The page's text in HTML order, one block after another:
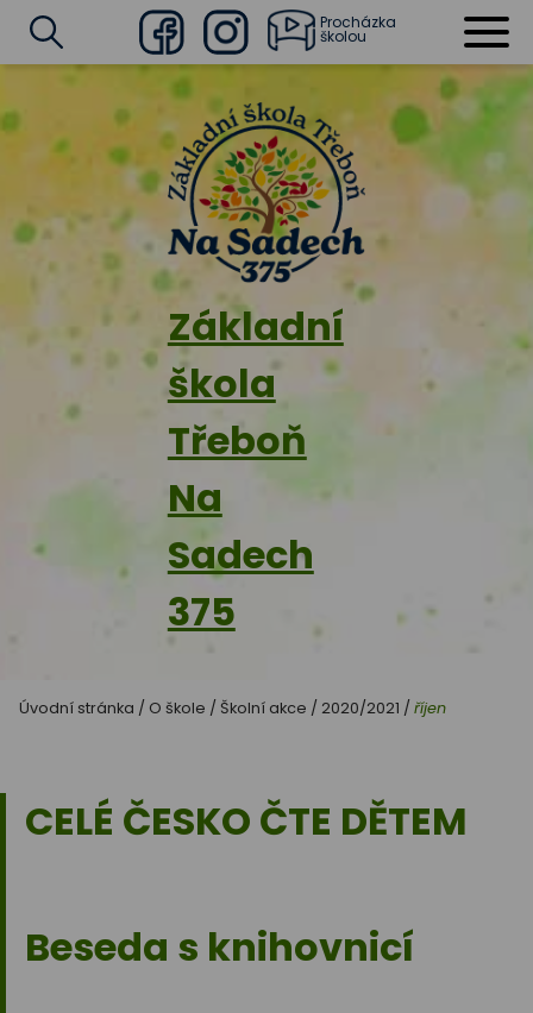
Základní
škola
Třeboň
Na
Sadech
375
FacebookInstagram
Procházka
školou
Úvodní stránka / O škole / Školní akce / 2020/2021 / říjen
CELÉ ČESKO ČTE DĚTEM
Beseda s knihovnicí